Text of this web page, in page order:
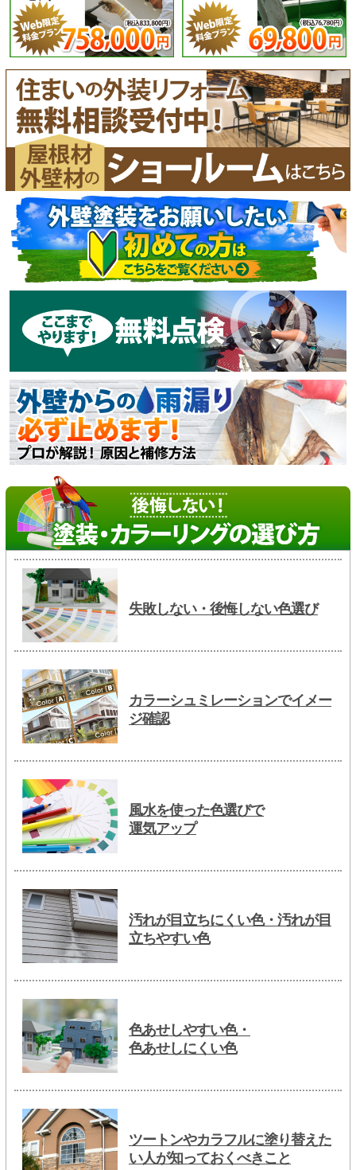
失敗しない・後悔しない色選び
カラーシュミレーションでイメー
ジ確認
風水を使った色選びで
運気アップ
汚れが目立ちにくい色・汚れが目
立ちやすい色
色あせしやすい色・
色あせしにくい色
ツートンやカラフルに塗り替えた
い人が知っておくべきこと